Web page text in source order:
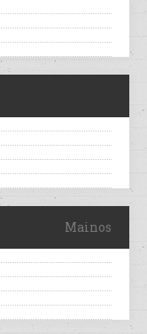
Mainos